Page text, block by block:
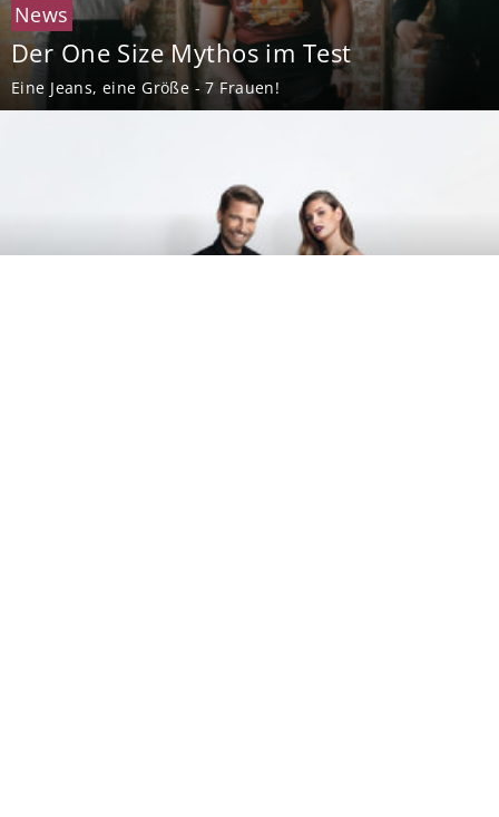
News
Der One Size Mythos im Test
Eine Jeans, eine Größe - 7 Frauen!